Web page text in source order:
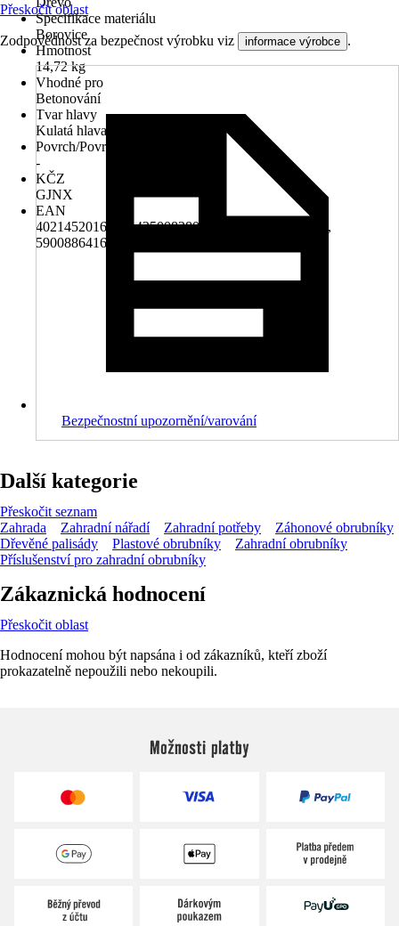
Specifikace materiálu
Borovice
Hmotnost
14,72 kg
Vhodné pro
Betonování
Tvar hlavy
Kulatá hlava
Povrch/Povrchová úprava
-
KČZ
GJNX
EAN
4021452016278, 4250083806570, 4250703140718,
5900886416542, 5907051019423
Přeskočit oblast
Zodpovědnost za bezpečnost výrobku viz informace výrobce .
Bezpečnostní upozornění/varování
Další kategorie
Přeskočit seznam
Zahrada
Zahradní nářadí Zahradní potřeby
Záhonové obrubníky
Dřevěné palisády
Plastové obrubníky
Zahradní obrubníky
Příslušenství pro zahradní obrubníky
Zákaznická hodnocení
Přeskočit oblast
Hodnocení mohou být napsána i od zákazníků, kteří zboží
prokazatelně nepoužili nebo nekoupili.
Možnosti platby